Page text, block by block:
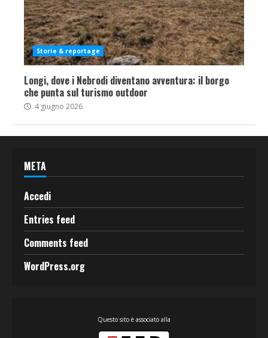
Storie & reportage
Longi, dove i Nebrodi diventano avventura: il borgo
che punta sul turismo outdoor
4 giugno 2026
META
Accedi
Entries feed
Comments feed
WordPress.org
Questo sito è associato alla